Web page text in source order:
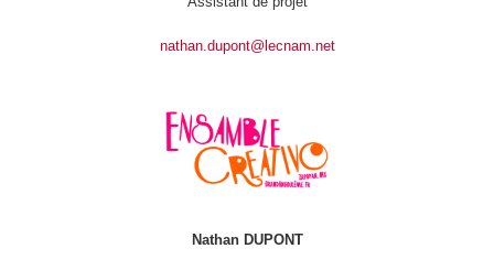
nathan.dupont@lecnam.net
Nathan DUPONT